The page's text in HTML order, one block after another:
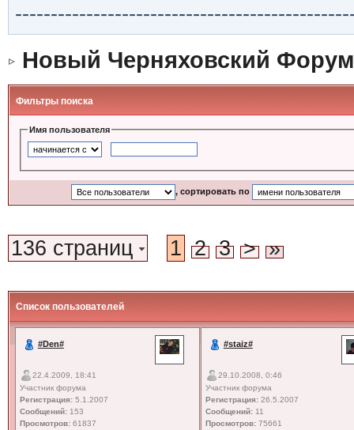
Новый Черняховский Форум
Фильтры поиска
Имя пользователя
, сортировать по
136 страниц 1 2 3 > »
Список пользователей
#Den#
22.4.2009, 18:41
Участник форума
Регистрация:5.1.2007
Сообщений:153
Просмотров:61837
#staiz#
29.10.2008, 0:46
Участник форума
Регистрация:26.5.2007
Сообщений:11
Просмотров:75661